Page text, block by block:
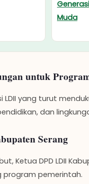
untuk
LDII yang turut
dan
Serang
Ketua DPD LDII
program pemerintah.